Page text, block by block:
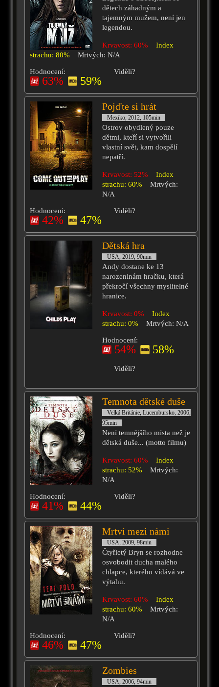
dětech záhadným a
tajemným mužem, není jen
legendou.
Krvavost: 60%
Index
strachu: 80%
Mrtvých: N/A
Hodnocení:
63% 59%
Viděli?
Pojďte si hrát
Mexiko, 2012, 105min
Ostrov obydlený pouze
dětmi, kteří si vytvořili
vlastní svět, kam dospělí
nepatří.
Krvavost: 52%
Index
strachu: 60%
Mrtvých:
N/A
Hodnocení:
42% 47%
Viděli?
Dětská hra
USA, 2019, 90min
Andy dostane ke 13
narozeninám hračku, která
překročí všechny myslitelné
hranice.
Krvavost: 0%
Index
strachu: 0%
Mrtvých: N/A
Hodnocení:
54% 58%
Viděli?
Temnota dětské duše
Velká Británie, Lucembursko, 2006,
95min
Není temnějšího místa než je
dětská duše... (motto filmu)
Krvavost: 60%
Index
strachu: 52%
Mrtvých:
N/A
Hodnocení:
41% 44%
Viděli?
Mrtví mezi námi
USA, 2009, 98min
Čtyřletý Bryn se rozhodne
osvobodit ducha malého
chlapce, kterého vídává ve
výtahu.
Krvavost: 60%
Index
strachu: 60%
Mrtvých:
N/A
Hodnocení:
46% 47%
Viděli?
Zombies
USA, 2006, 94min